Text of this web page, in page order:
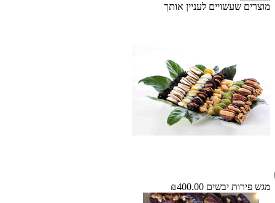
מוצרים שעשויים לעניין אותך
מגש פירות יבשים ₪400.00